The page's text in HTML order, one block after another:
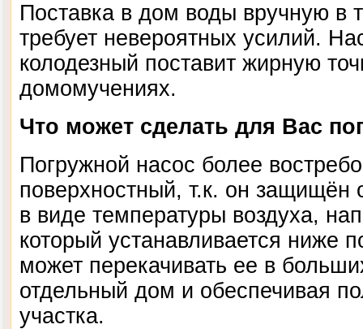
Поставка в дом воды вручную в
требует невероятных усилий.
колодезный поставит жирную
домомучениях.
Что может сделать для Вас
Погружной насос более
поверхностный, т.к. он защищён
в виде температуры воздуха,
который устанавливается ниже
может перекачивать ее в
отдельный дом и обеспечивая
участка.